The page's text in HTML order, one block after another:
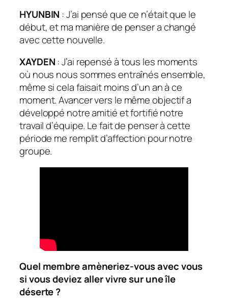
HYUNBIN : J’ai pensé que ce n’était que le
début, et ma manière de penser a changé
avec cette nouvelle.
XAYDEN : J’ai repensé à tous les moments
où nous nous sommes entraînés ensemble,
même si cela faisait moins d’un an à ce
moment. Avancer vers le même objectif a
développé notre amitié et fortifié notre
travail d’équipe. Le fait de penser à cette
période me remplit d’affection pour notre
groupe.
Quel membre amèneriez-vous avec vous
si vous deviez aller vivre sur une île
déserte ?